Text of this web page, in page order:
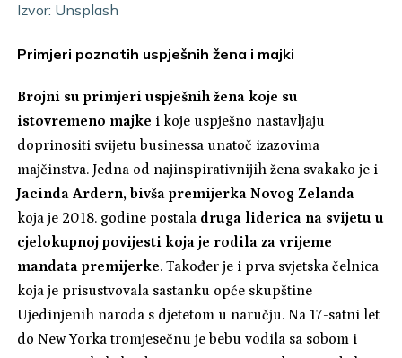
Izvor: Unsplash
Primjeri poznatih uspješnih žena i majki
Brojni su primjeri uspješnih žena koje su
istovremeno majke i koje uspješno nastavljaju
doprinositi svijetu businessa unatoč izazovima
majčinstva. Jedna od najinspirativnijih žena svakako je i
Jacinda Ardern, bivša premijerka Novog Zelanda
koja je 2018. godine postala druga liderica na svijetu u
cjelokupnoj povijesti koja je rodila za vrijeme
mandata premijerke. Također je i prva svjetska čelnica
koja je prisustvovala sastanku opće skupštine
Ujedinjenih naroda s djetetom u naručju. Na 17-satni let
do New Yorka tromjesečnu je bebu vodila sa sobom i